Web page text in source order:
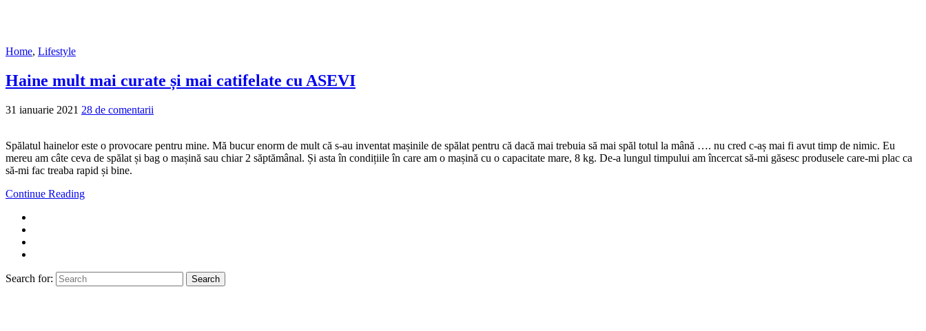
Home, Lifestyle
Haine mult mai curate și mai catifelate cu ASEVI
31 ianuarie 2021 28 de comentarii
Spălatul hainelor este o provocare pentru mine. Mă bucur enorm de mult că s-au inventat mașinile de spălat pentru că dacă mai trebuia să mai spăl totul la mână …. nu cred c-aș mai fi avut timp de nimic. Eu
mereu am câte ceva de spălat și bag o mașină sau chiar 2 săptămânal. Și asta în condițiile în care am o mașină cu o capacitate mare, 8 kg. De-a lungul timpului am încercat să-mi găsesc produsele care-mi plac ca
să-mi fac treaba rapid și bine.
Continue Reading
Search for: Search